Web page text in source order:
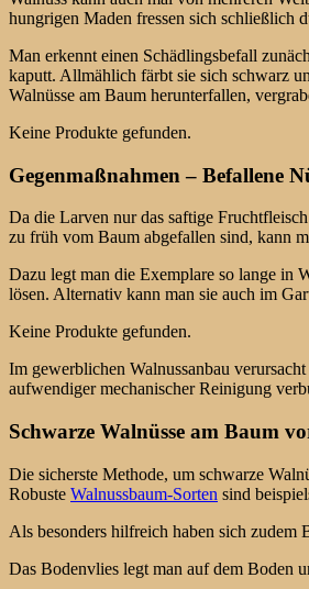
hungrigen Maden fressen sich schließlich
Man erkennt einen Schädlingsbefall
kaputt. Allmählich färbt sie sich schwarz
Walnüsse am Baum herunterfallen,
Keine Produkte gefunden.
Gegenmaßnahmen – Befallene
Da die Larven nur das saftige
zu früh vom Baum abgefallen sind, kann
Dazu legt man die Exemplare so lange in
lösen. Alternativ kann man sie auch im
Keine Produkte gefunden.
Im gewerblichen Walnussanbau
aufwendiger mechanischer Reinigung
Schwarze Walnüsse am Baum
Die sicherste Methode, um schwarze
Robuste Walnussbaum-Sorten sind
Als besonders hilfreich haben sich
Das Bodenvlies legt man auf dem Boden